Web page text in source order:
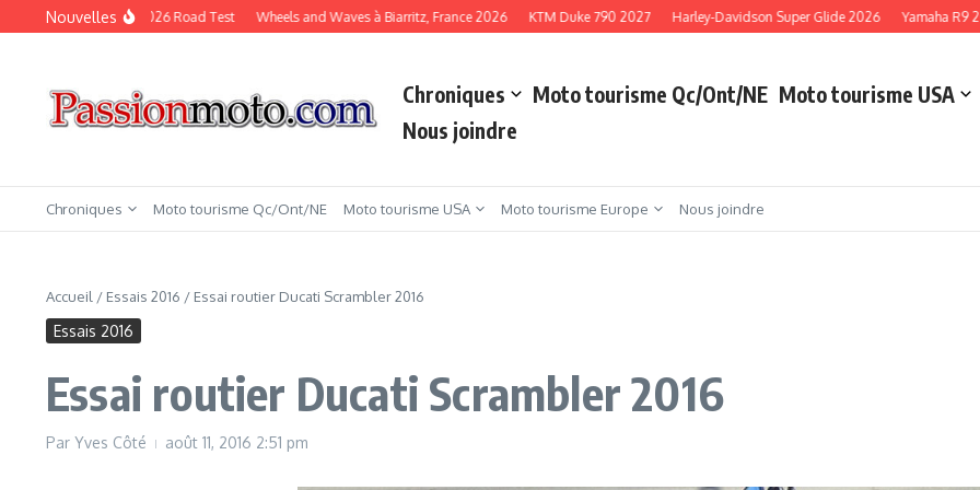
Aller au contenu
Nouvelles
KTM Duke 790 2026 Road Test Wheels and Waves à Biarritz, France 2026 KTM Duke 790 2027 Harley-Davidson Super Glide 2026 Yamaha R9 2027
Chroniques Moto tourisme Qc/Ont/NE Moto tourisme USA
Nous joindre
Chroniques Moto tourisme Qc/Ont/NE Moto tourisme USA Moto tourisme Europe Nous joindre
Accueil / Essais 2016 / Essai routier Ducati Scrambler 2016
Essais 2016
Essai routier Ducati Scrambler 2016
Par Yves Côté août 11, 2016 2:51 pm